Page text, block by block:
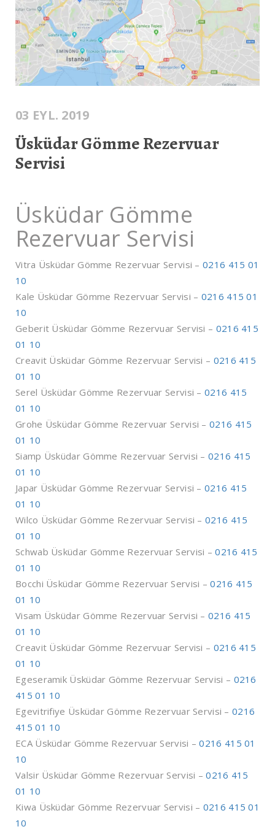
03 EYL. 2019
Üsküdar Gömme Rezervuar
Servisi
Üsküdar Gömme
Rezervuar Servisi
Vitra Üsküdar Gömme Rezervuar Servisi – 0216 415 01
10
Kale Üsküdar Gömme Rezervuar Servisi – 0216 415 01
10
Geberit Üsküdar Gömme Rezervuar Servisi – 0216 415
01 10
Creavit Üsküdar Gömme Rezervuar Servisi – 0216 415
01 10
Serel Üsküdar Gömme Rezervuar Servisi – 0216 415
01 10
Grohe Üsküdar Gömme Rezervuar Servisi – 0216 415
01 10
Siamp Üsküdar Gömme Rezervuar Servisi – 0216 415
01 10
Japar Üsküdar Gömme Rezervuar Servisi – 0216 415
01 10
Wilco Üsküdar Gömme Rezervuar Servisi – 0216 415
01 10
Schwab Üsküdar Gömme Rezervuar Servisi –0216 415
01 10
Bocchi Üsküdar Gömme Rezervuar Servisi –0216 415
01 10
Visam Üsküdar Gömme Rezervuar Servisi – 0216 415
01 10
Creavit Üsküdar Gömme Rezervuar Servisi – 0216 415
01 10
Egeseramik Üsküdar Gömme Rezervuar Servisi – 0216
415 01 10
Egevitrifiye Üsküdar Gömme Rezervuar Servisi –0216
415 01 10
ECA Üsküdar Gömme Rezervuar Servisi –0216 415 01
10
Valsir Üsküdar Gömme Rezervuar Servisi –0216 415
01 10
Kiwa Üsküdar Gömme Rezervuar Servisi – 0216 415 01
10